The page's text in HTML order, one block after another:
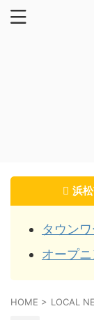
浜
タウン
オープ
HOME > LOCAL